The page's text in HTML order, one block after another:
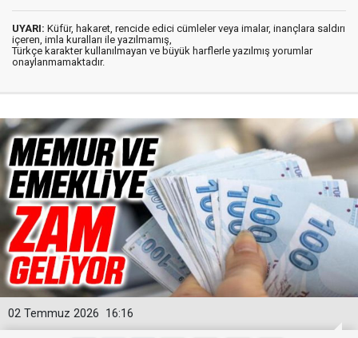
UYARI: Küfür, hakaret, rencide edici cümleler veya imalar, inançlara saldırı
içeren, imla kuralları ile yazılmamış,
Türkçe karakter kullanılmayan ve büyük harflerle yazılmış yorumlar
onaylanmamaktadır.
16:16
02 Temmuz 2026